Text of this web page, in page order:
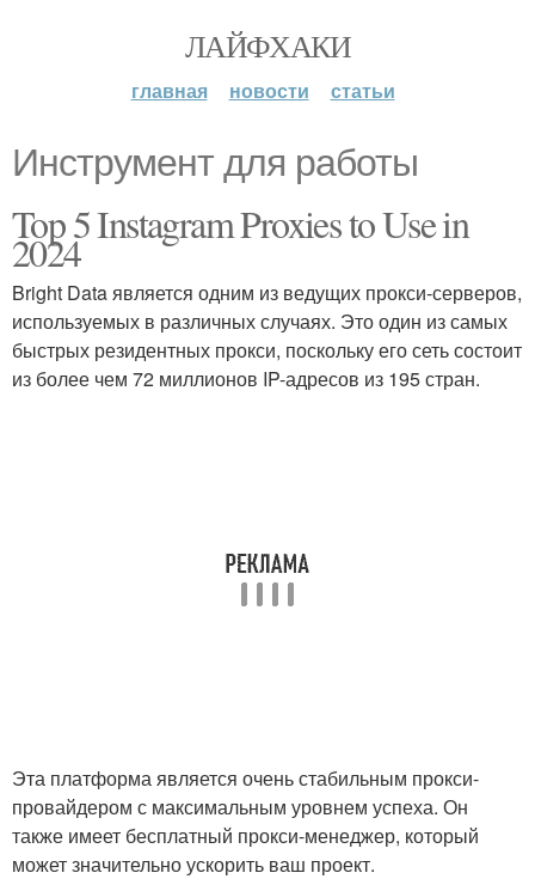
ЛАЙФХАКИ
главная новости статьи
Инструмент для работы
Top 5 Instagram Proxies to Use in
2024
Bright Data является одним из ведущих прокси-серверов,
используемых в различных случаях. Это один из самых
быстрых резидентных прокси, поскольку его сеть состоит
из более чем 72 миллионов IP-адресов из 195 стран.
Эта платформа является очень стабильным прокси-
провайдером с максимальным уровнем успеха. Он
также имеет бесплатный прокси-менеджер, который
может значительно ускорить ваш проект.